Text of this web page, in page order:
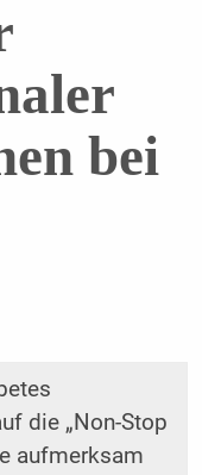
bei
die „Non-Stop
aufmerksam